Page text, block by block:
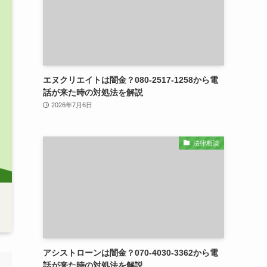
エヌクリエイトは闇金？080-2517-1258から電
話が来た時の対処法を解説
2026年7月6日
法律相談
アシストローンは闇金？070-4030-3362から電